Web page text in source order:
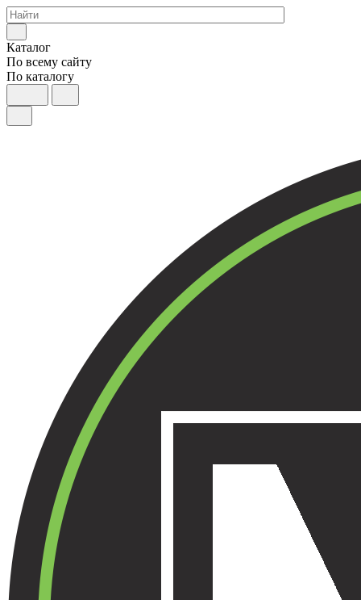
Каталог
По всему сайту
По каталогу